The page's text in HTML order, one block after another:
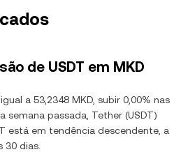
de USDT em MKD
a 53,2348 MKD, subir 0,00% nas
semana passada, Tether (USDT)
está em tendência descendente, a
30 dias.